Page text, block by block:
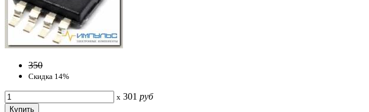
350
Скидка 14%
x 301 руб